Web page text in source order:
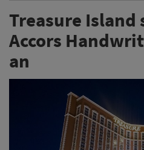
Treasure
Accors
an